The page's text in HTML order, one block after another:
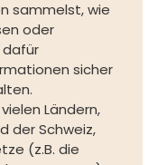
sammelst, wie
oder
dafür
sicher
vielen Ländern,
der Schweiz,
(z.B. die